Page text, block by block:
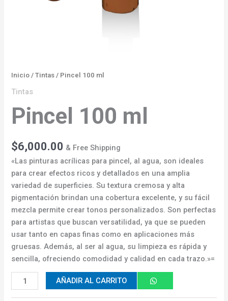
Inicio /Tintas / Pincel 100 ml
Tintas
Pincel 100 ml
$6,000.00 & Free Shipping
«Las pinturas acrílicas para pincel, al agua, son ideales
para crear efectos ricos y detallados en una amplia
variedad de superficies. Su textura cremosa y alta
pigmentación brindan una cobertura excelente, y su fácil
mezcla permite crear tonos personalizados. Son perfectas
para artistas que buscan versatilidad, ya que se pueden
usar tanto en capas finas como en aplicaciones más
gruesas. Además, al ser al agua, su limpieza es rápida y
sencilla, ofreciendo comodidad y calidad en cada trazo.»=
AÑADIR AL CARRITO